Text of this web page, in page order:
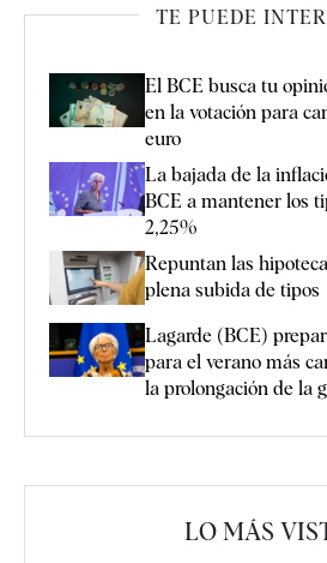
TE PUEDE
El BCE busca tu
en la votación para
euro
La bajada de la
BCE a mantener los
2,25%
Repuntan las
plena subida de tipos
Lagarde (BCE)
para el verano más
la prolongación de la
LO MÁS